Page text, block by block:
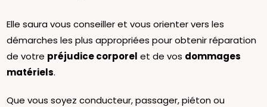
Elle saura vous conseiller et vous orienter vers les
démarches les plus appropriées pour obtenir réparation
de votre préjudice corporel et de vos dommages
matériels.
Que vous soyez conducteur, passager, piéton ou